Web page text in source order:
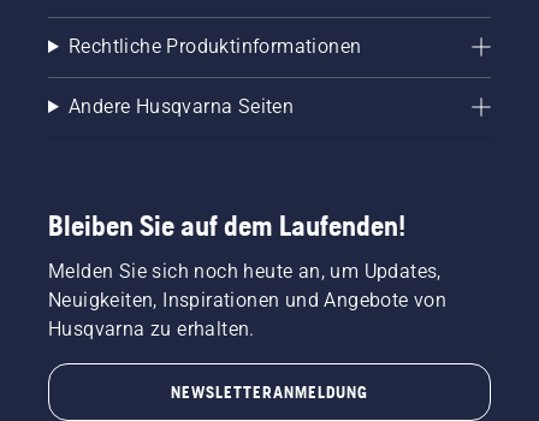
Rechtliche Produktinformationen
Andere Husqvarna Seiten
Bleiben Sie auf dem Laufenden!
Melden Sie sich noch heute an, um Updates,
Neuigkeiten, Inspirationen und Angebote von
Husqvarna zu erhalten.
NEWSLETTERANMELDUNG